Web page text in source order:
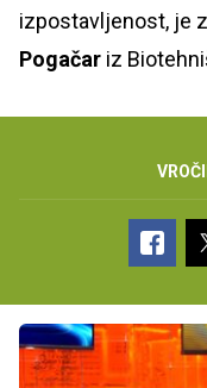
izpostavljenost, je
Pogačar iz